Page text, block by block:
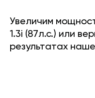
Увеличим
1.3i (87л.с.) или
результатах